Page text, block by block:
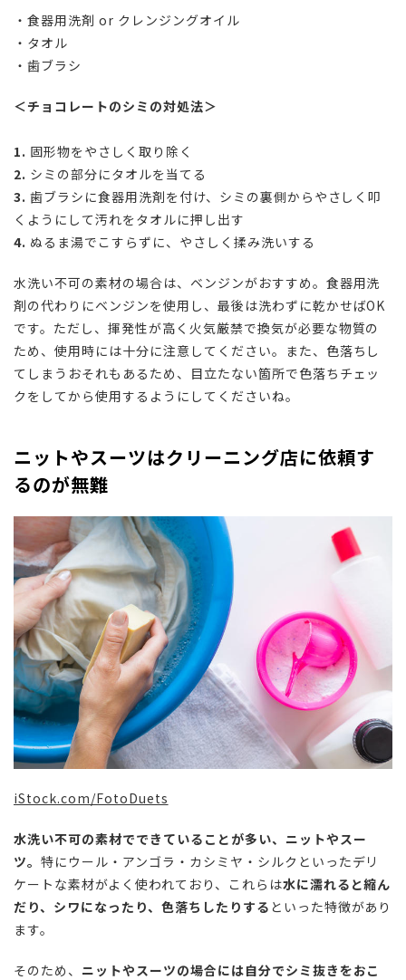
・食器用洗剤 or クレンジングオイル
・タオル
・歯ブラシ
＜チョコレートのシミの対処法＞
1. 固形物をやさしく取り除く
2. シミの部分にタオルを当てる
3. 歯ブラシに食器用洗剤を付け、シミの裏側からやさしく叩
くようにして汚れをタオルに押し出す
4. ぬるま湯でこすらずに、やさしく揉み洗いする
水洗い不可の素材の場合は、ベンジンがおすすめ。食器用洗
剤の代わりにベンジンを使用し、最後は洗わずに乾かせばOK
です。ただし、揮発性が高く火気厳禁で換気が必要な物質の
ため、使用時には十分に注意してください。また、色落ちし
てしまうおそれもあるため、目立たない箇所で色落ちチェッ
クをしてから使用するようにしてくださいね。
ニットやスーツはクリーニング店に依頼す
るのが無難
iStock.com/FotoDuets
水洗い不可の素材でできていることが多い、ニットやスー
ツ。 特にウール・アンゴラ・カシミヤ・シルクといったデリ
ケートな素材がよく使われており、これらは水に濡れると縮ん
だり、シワになったり、色落ちしたりする といった特徴があり
ます。
そのため、 ニットやスーツの場合には自分でシミ抜きをおこ